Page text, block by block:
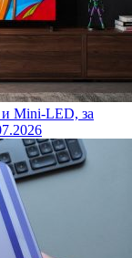
Mini-LED, за